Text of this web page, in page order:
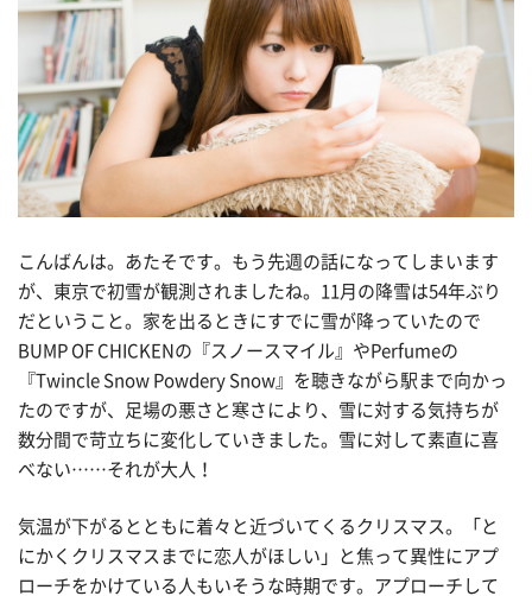
こんばんは。あたそです。もう先週の話になってしまいます
が、東京で初雪が観測されましたね。11月の降雪は54年ぶり
だということ。家を出るときにすでに雪が降っていたので
BUMP OF CHICKENの『スノースマイル』やPerfumeの
『Twincle Snow Powdery Snow』を聴きながら駅まで向かっ
たのですが、足場の悪さと寒さにより、雪に対する気持ちが
数分間で苛立ちに変化していきました。雪に対して素直に喜
べない……それが大人！
気温が下がるとともに着々と近づいてくるクリスマス。「と
にかくクリスマスまでに恋人がほしい」と焦って異性にアプ
ローチをかけている人もいそうな時期です。アプローチして